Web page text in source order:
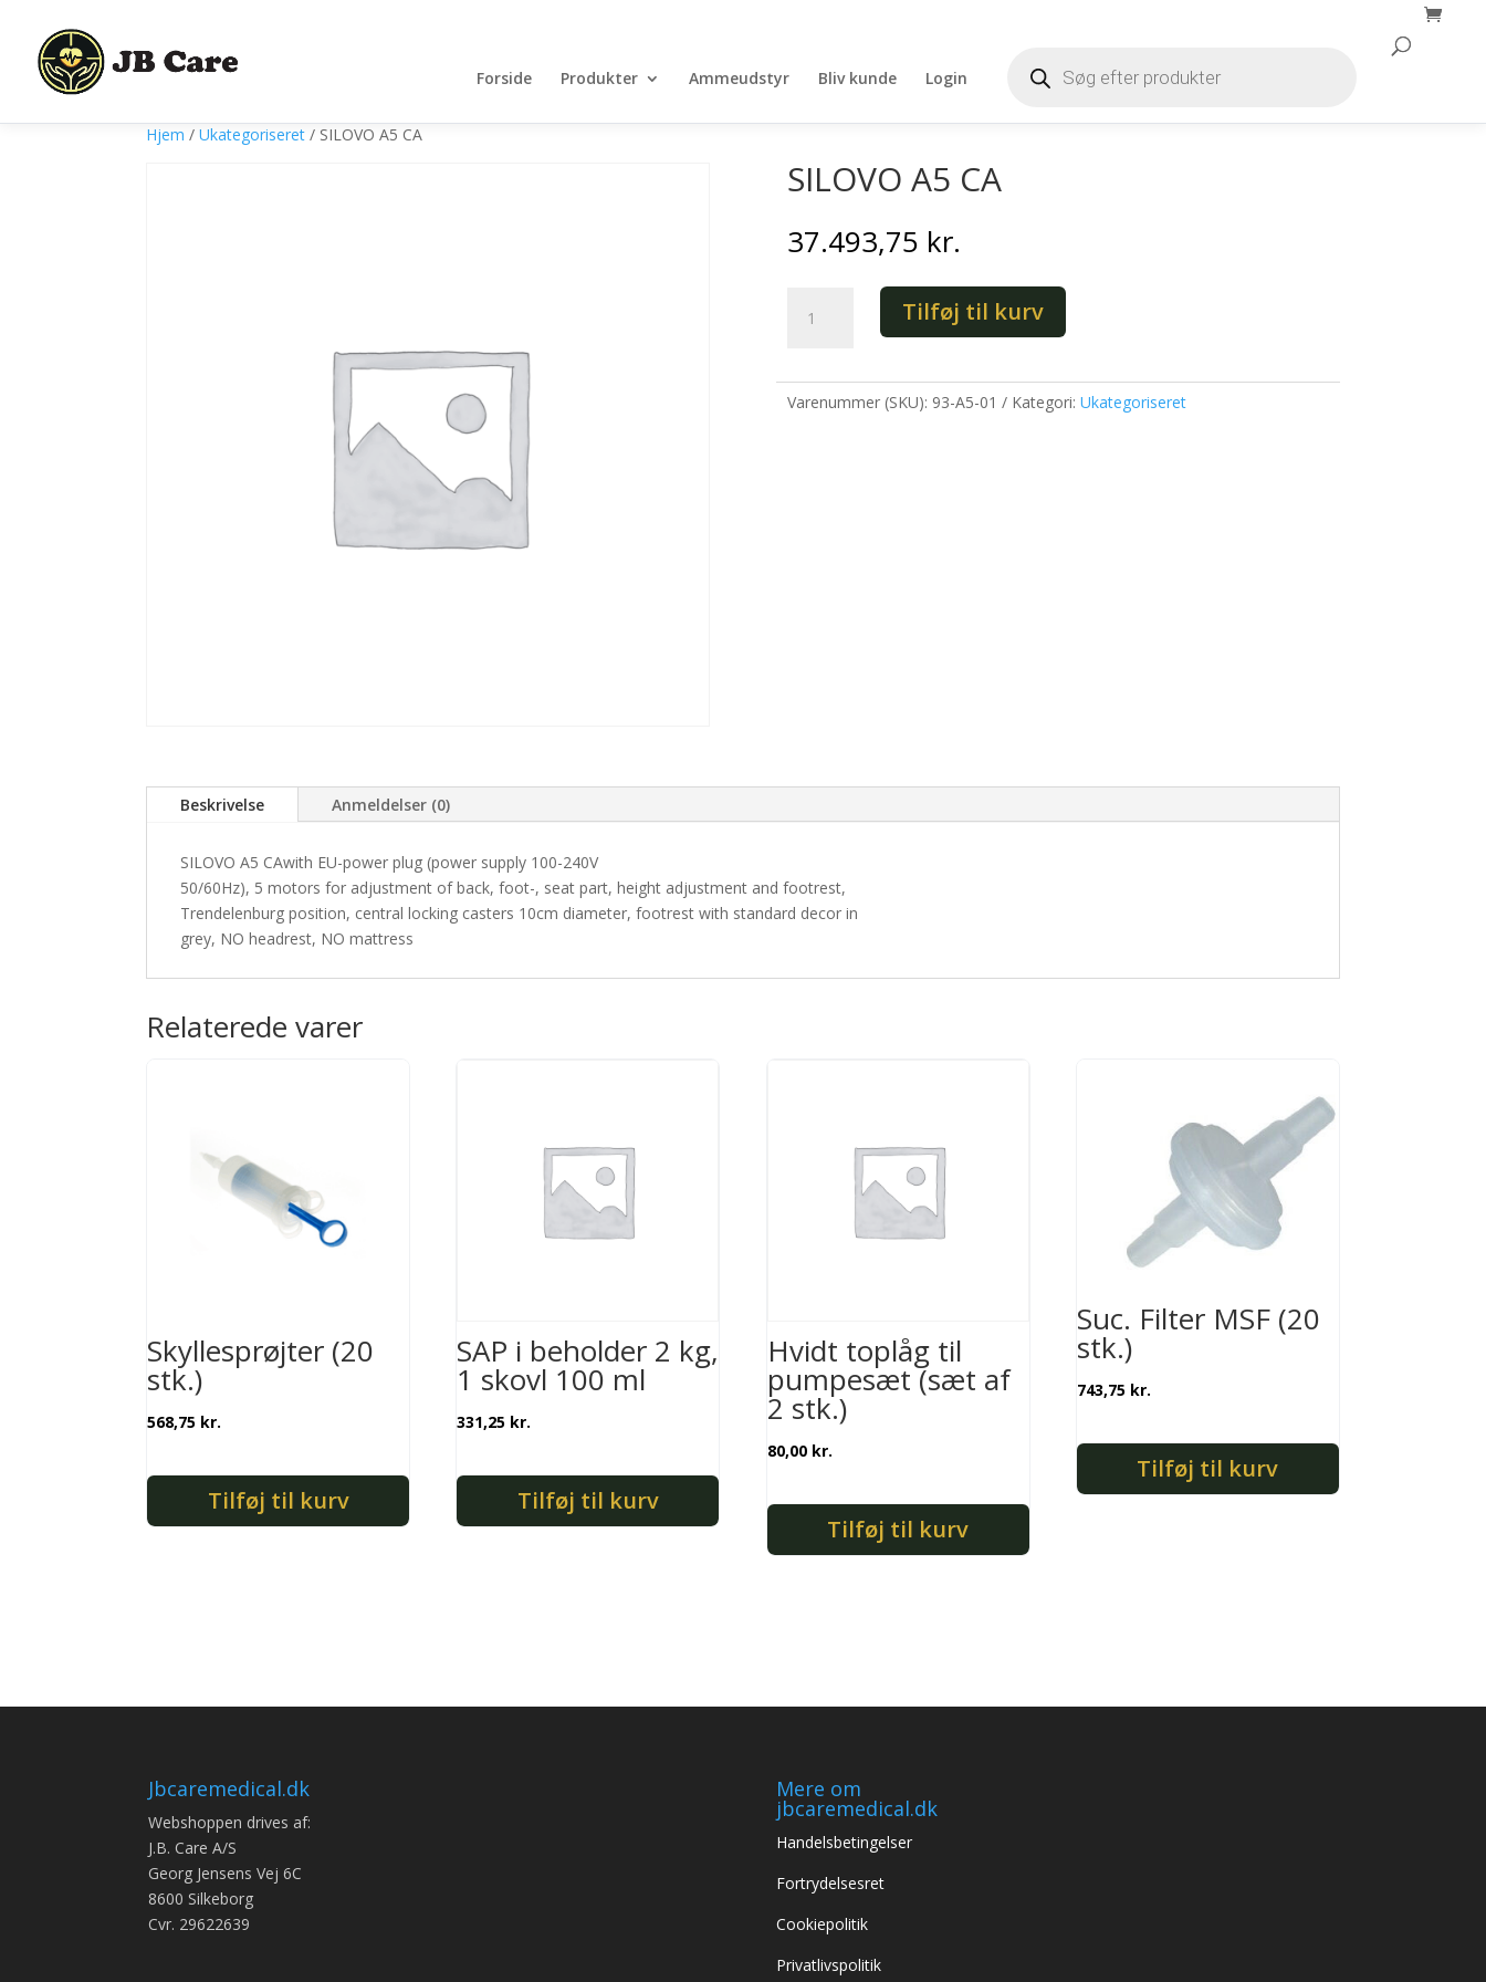
Forside Produkter Ammeudstyr Bliv kunde Login search
Hjem / Ukategoriseret / SILOVO A5 CA
SILOVO A5 CA
37.493,75 kr.
Tilføj til kurv
Varenummer (SKU): 93-A5-01 Kategori: Ukategoriseret
Beskrivelse Anmeldelser (0)
SILOVO A5 CAwith EU-power plug (power supply 100-240V
50/60Hz), 5 motors for adjustment of back, foot-, seat part, height adjustment and footrest,
Trendelenburg position, central locking casters 10cm diameter, footrest with standard decor in
grey, NO headrest, NO mattress
Relaterede varer
Skyllesprøjter (20
stk.)
568,75 kr.
Tilføj til kurv
SAP i beholder 2 kg,
1 skovl 100 ml
331,25 kr.
Tilføj til kurv
Hvidt toplåg til
pumpesæt (sæt af
2 stk.)
80,00 kr.
Tilføj til kurv
Suc. Filter MSF (20
stk.)
743,75 kr.
Tilføj til kurv
Jbcaremedical.dk
Webshoppen drives af:
J.B. Care A/S
Georg Jensens Vej 6C
8600 Silkeborg
Cvr. 29622639
Mere om
jbcaremedical.dk
Handelsbetingelser
Fortrydelsesret
Cookiepolitik
Privatlivspolitik